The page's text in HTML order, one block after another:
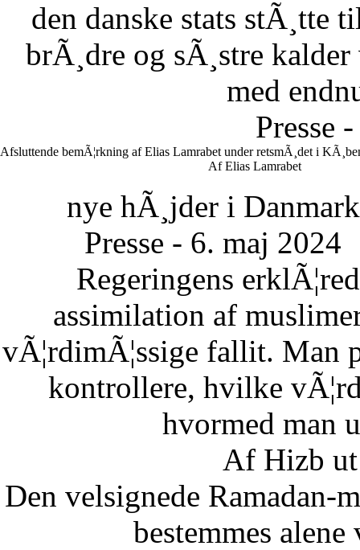
den danske stats stÃ¸tte
brÃ¸dre og sÃ¸stre
med
Presse
Afsluttende bemÃ¦rkning af Elias Lamrabet under retsmÃ¸det i
Af Elias Lamrabet
nye hÃ¸jder i Danmark
Presse - 6. maj 2024
Regeringens
assimilation af
vÃ¦rdimÃ¦ssige fallit. Man
kontrollere, hvilke
hvormed man
Af Hizb
Den velsignede Ramadan-
bestemmes